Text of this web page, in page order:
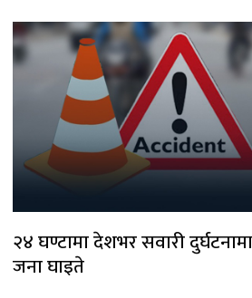
२४ घण्टामा देशभर सवारी
जना घाइते